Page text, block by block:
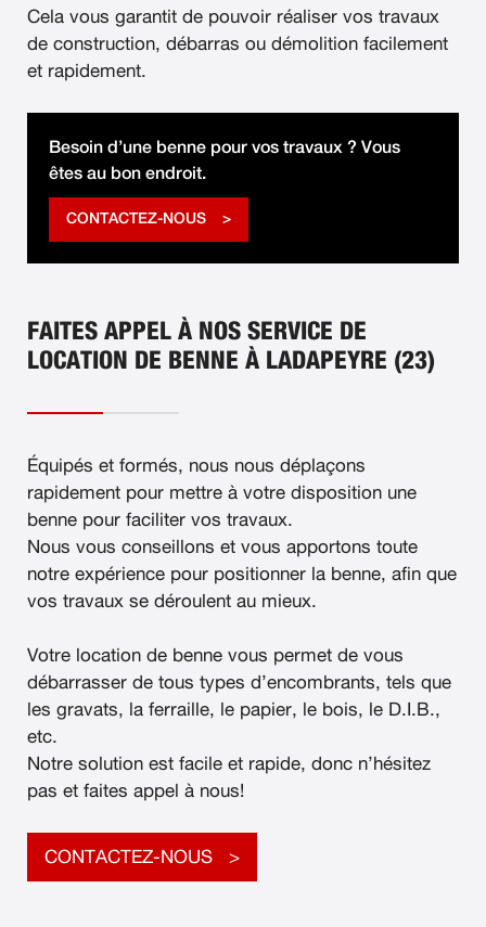
Cela vous garantit de pouvoir réaliser vos travaux
de construction, débarras ou démolition facilement
et rapidement.
Besoin d’une benne pour vos travaux ? Vous
êtes au bon endroit.
CONTACTEZ-NOUS
FAITES APPEL À NOS SERVICE DE
LOCATION DE BENNE À LADAPEYRE (23)
Équipés et formés, nous nous déplaçons
rapidement pour mettre à votre disposition une
benne pour faciliter vos travaux.
Nous vous conseillons et vous apportons toute
notre expérience pour positionner la benne, afin que
vos travaux se déroulent au mieux.
Votre location de benne vous permet de vous
débarrasser de tous types d’encombrants, tels que
les gravats, la ferraille, le papier, le bois, le D.I.B.,
etc.
Notre solution est facile et rapide, donc n’hésitez
pas et faites appel à nous!
CONTACTEZ-NOUS